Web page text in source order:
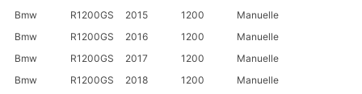
Bmw
R1200GS 2015 1200
Manuelle
Bmw
R1200GS 2016 1200
Manuelle
Bmw
R1200GS 2017 1200
Manuelle
Bmw
R1200GS 2018 1200
Manuelle